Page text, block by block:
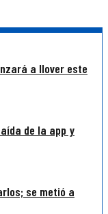
a llover este
de la app y
se metió a